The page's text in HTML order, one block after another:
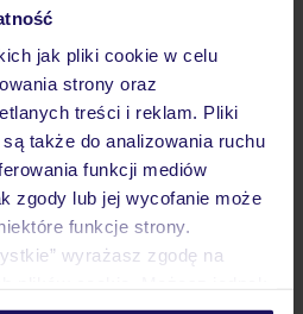
jak pliki cookie w celu
strony oraz
treści i reklam. Pliki
także do analizowania ruchu
funkcji mediów
zgody lub jej wycofanie może
funkcje strony.
wyrażasz zgodę na